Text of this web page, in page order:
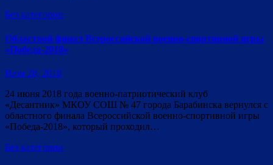
Без категории
Областной финал Всероссийской военно-спортивной игры
«Победа-2018»
Июн 28, 2018
24 июня 2018 года военно-патриотический клуб
«Десантник» МКОУ СОШ № 47 города Барабинска вернулся с
областного финала Всероссийской военно-спортивной игры
«Победа-2018», который проходил…
Без категории